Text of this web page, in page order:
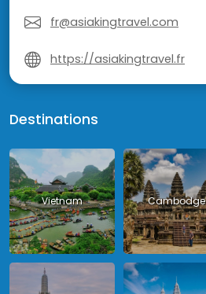
fr@asiakingtravel.com
https://asiakingtravel.fr
Destinations
Vietnam Cambodge